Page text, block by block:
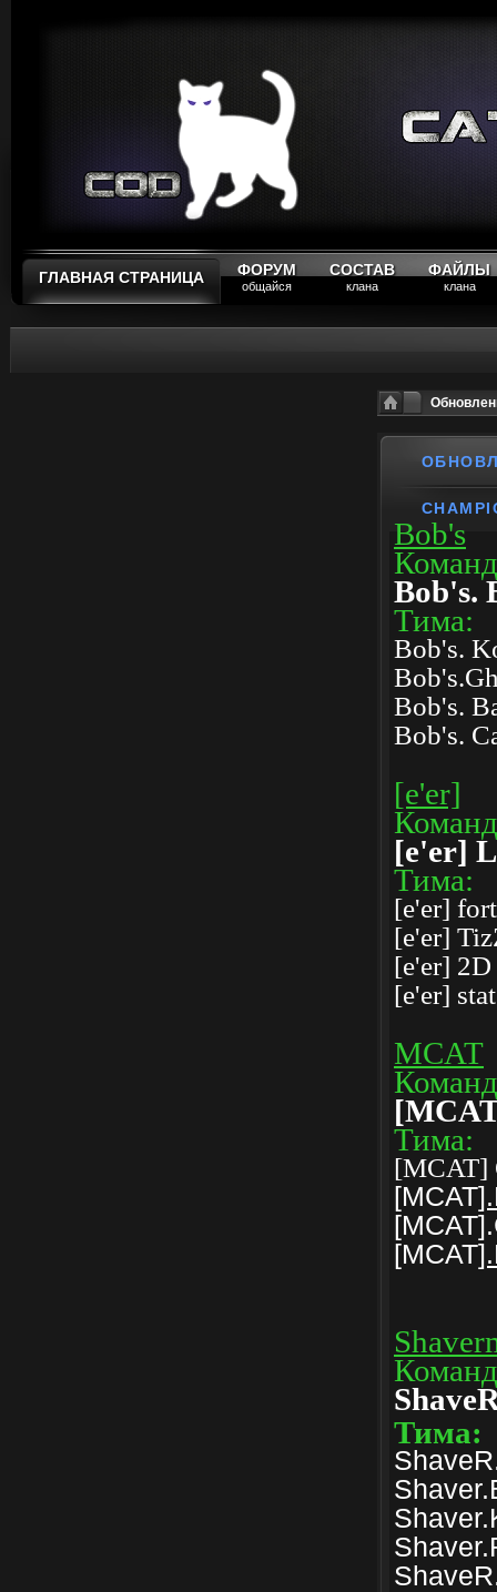
ГЛАВНАЯ СТРАНИЦА ФОРУМ
общайся
СОСТАВ
клана
ФАЙЛЫ
клана
Bob's
Bob's.
Тима:
Bob's.
Bob's.
Bob's.
[e'er]
[e'er]
Тима:
[e'er]
[e'er]
[e'er] 2D
[e'er]
MCAT
Тима:
[MCAT]
[MCAT
[MCAT
Тима: